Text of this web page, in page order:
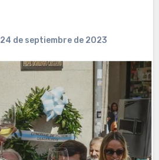
24 de septiembre de 2023